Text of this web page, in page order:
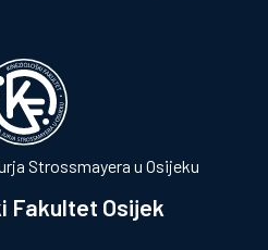
Strossmayera u Osijeku
Fakultet Osijek